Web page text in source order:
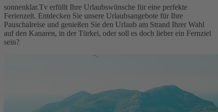
sonnenklar.Tv erfüllt Ihre Urlaubswünsche für eine perfekte
Ferienzeit. Entdecken Sie unsere Urlaubsangebote für Ihre
Pauschalreise und genießen Sie den Urlaub am Strand Ihrer Wahl
auf den Kanaren, in der Türkei, oder soll es doch lieber ein Fernziel
sein?